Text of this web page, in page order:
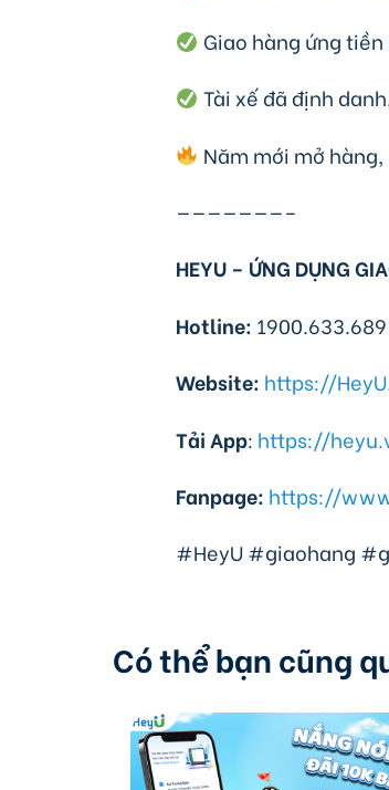
Giao hàng ứng
Tài xế đã định
Năm mới mở
———————–
HEYU – ỨNG DỤNG
Hotline: 1900.633.689
Website: https://
Tải App: https://
Fanpage: https://
#HeyU #giaohang
Có thể bạn cũng